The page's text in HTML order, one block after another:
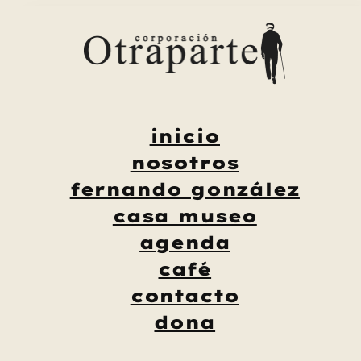
inicio
nosotros
fernando gonzález
casa museo
agenda
café
contacto
dona